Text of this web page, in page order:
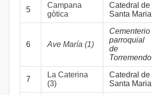
5
Campana
gòtica
Catedral de
Santa Maria
6 Ave María (1)
Cementerio
parroquial
de
Torremendo
7
La Caterina
(3)
Catedral de
Santa Maria